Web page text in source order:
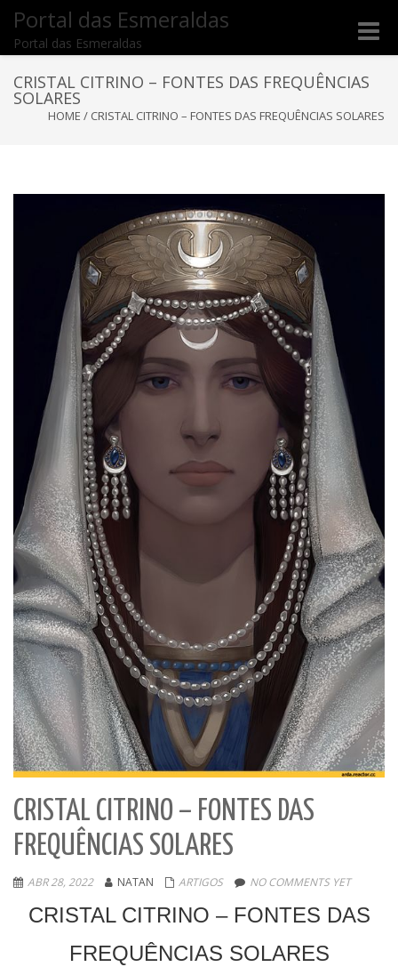
Portal das Esmeraldas
Portal das Esmeraldas
Toggle
CRISTAL CITRINO – FONTES DAS FREQUÊNCIAS
SOLARES
HOME / CRISTAL CITRINO – FONTES DAS FREQUÊNCIAS SOLARES
CRISTAL CITRINO – FONTES DAS
FREQUÊNCIAS SOLARES
ABR 28, 2022 NATAN ARTIGOS NO COMMENTS YET
CRISTAL CITRINO – FONTES DAS
FREQUÊNCIAS SOLARES